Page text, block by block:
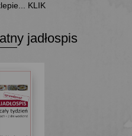
KLIK
jadłospis